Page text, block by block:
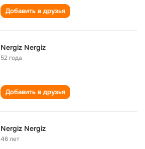
Добавить в друзья
Nergiz Nergiz
52 года
Добавить в друзья
Nergiz Nergiz
46 лет